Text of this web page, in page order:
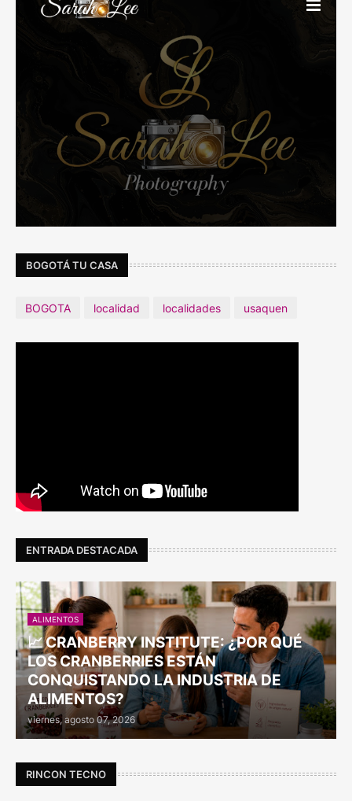
BOGOTÁ TU CASA
BOGOTA localidad localidades usaquen
ENTRADA DESTACADA
ALIMENTOS
📈 CRANBERRY INSTITUTE: ¿POR QUÉ
LOS CRANBERRIES ESTÁN
CONQUISTANDO LA INDUSTRIA DE
ALIMENTOS?
viernes, agosto 07, 2026
RINCON TECNO